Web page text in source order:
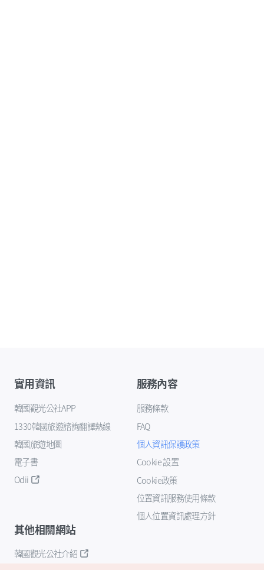
實用資訊
韓國觀光公社APP
1330韓國旅遊諮詢翻譯熱線
韓國旅遊地圖
電子書
Odii
服務內容
服務條款
FAQ
個人資訊保護政策
Cookie 設置
Cookie政策
位置資訊服務使用條款
個人位置資訊處理方針
其他相關網站
韓國觀光公社介紹